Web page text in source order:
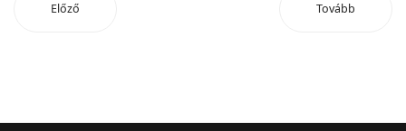
Előző Tovább